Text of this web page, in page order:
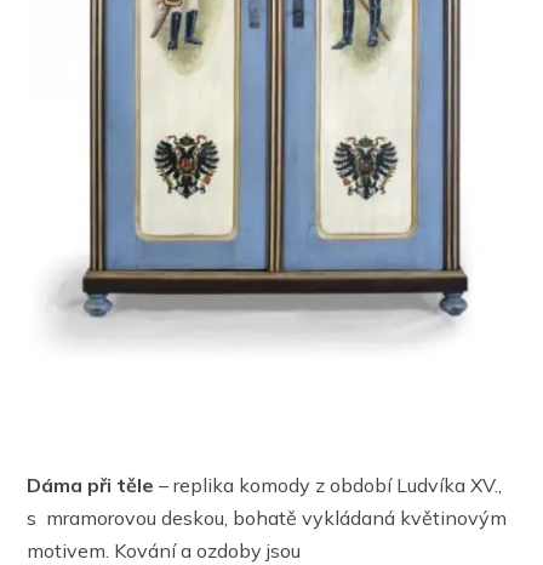
Dáma při těle – replika komody z období Ludvíka XV.,
s mramorovou deskou, bohatě vykládaná květinovým
motivem. Kování a ozdoby jsou